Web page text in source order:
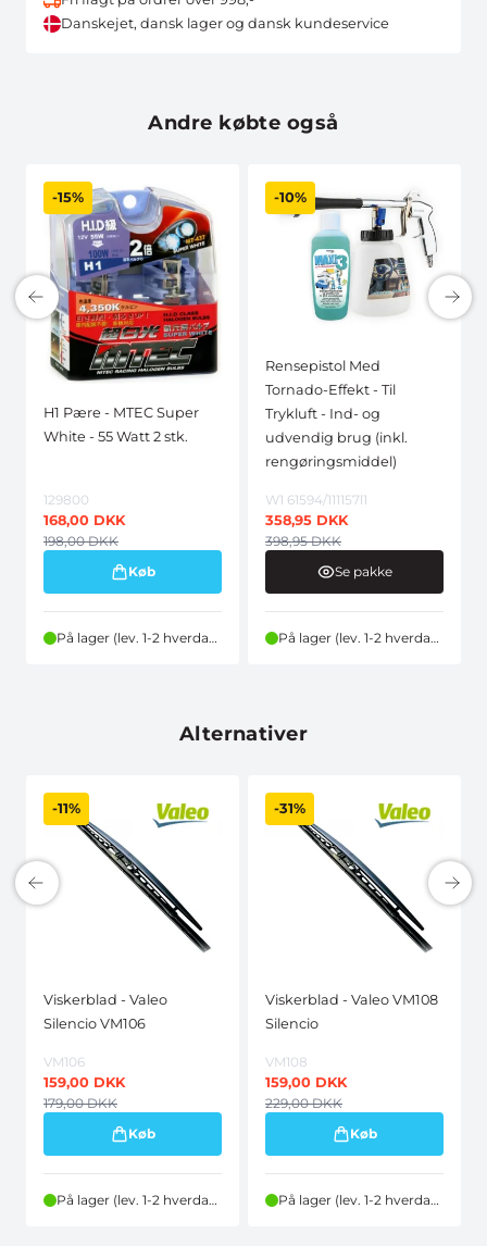
Danskejet, dansk lager og dansk kundeservice
Andre købte også
-15%
H1 Pære - MTEC Super
White - 55 Watt 2 stk.
129800
168,00 DKK
198,00DKK
Køb
På lager (lev. 1-2 hverdage)
-10%
Rensepistol Med
Tornado-Effekt - Til
Trykluft - Ind- og
udvendig brug (inkl.
rengøringsmiddel)
W1 61594/111157l1
358,95 DKK
398,95DKK
Se pakke
På lager (lev. 1-2 hverdage)
Alternativer
-11%
Viskerblad - Valeo
Silencio VM106
VM106
159,00 DKK
179,00DKK
Køb
På lager (lev. 1-2 hverdage)
-31%
Viskerblad - Valeo VM108
Silencio
VM108
159,00 DKK
229,00DKK
Køb
På lager (lev. 1-2 hverdage)